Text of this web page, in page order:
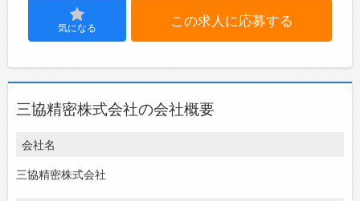
気になる この求人に応募する
三協精密株式会社の会社概要
会社名
三協精密株式会社